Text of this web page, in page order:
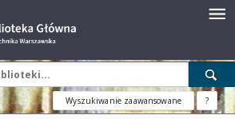
Wyszukiwanie zaawansowane ?